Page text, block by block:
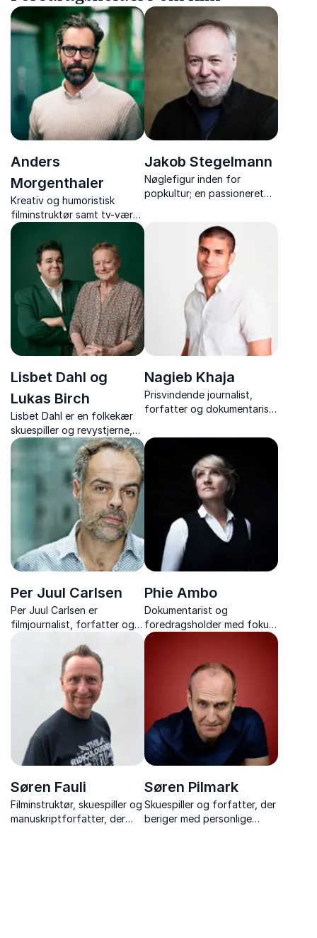
Anders
Morgenthaler
Kreativ og humoristisk
filminstruktør samt tv-vært.
Dedikeret til at fremme
klimabevidsthed gennem
underholdning. Skaber med
budskab.
Jakob Stegelmann
Nøglefigur inden for
popkultur; en passioneret
Kendt for dybdegående
viden og formidling af film
Lisbet Dahl og
Lukas Birch
Lisbet Dahl er en folkekær
skuespiller og revystjerne,
og Lukas Birch er en kendt
skikkelse i dansk kulturliv,
som revydirektør, forfatter
og kulturel iværksætter.
Nagieb Khaja
Prisvindende journalist,
forfatter og dokumentarist
dybdegående foredrag om
Syrien, Afghanistan og
radikalisering.
Per Juul Carlsen
Per Juul Carlsen er
filmjournalist, forfatter og
med dyb indsigt i film, kultur
og menneskelige
fortællinger.
Phie Ambo
Dokumentarist og
foredragsholder med fokus
på kunstens og
Udforsker dybden i visuelle
fortællinger.
Søren Fauli
Filminstruktør, skuespiller og
manuskriptforfatter, der
Søren Pilmark
Skuespiller og forfatter, der
beriger med personlige